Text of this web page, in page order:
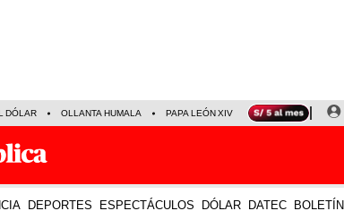
DÓLAR OLLANTA HUMALA PAPA LEÓN XIV NALDY SALDAÑA
DEPORTES ESPECTÁCULOS DÓLAR DATEC BOLETÍN